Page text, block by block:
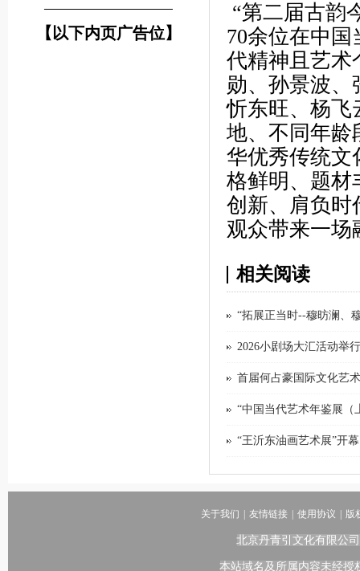
────────────────
【以下内页广告位】
“第二届古韵
70余位在中
代精神且艺术
勋、孙景波
忻东旺、杨飞
地、不同年龄
华优秀传统文
格鲜明、题材
创新、肩负时
观众带来一场
相关阅读
“拓展正当时--穆昉澜、
2026小剧场大汇活动举行
首届何占豪国际文化艺
“中国当代艺术年鉴展（
“王沂东油画艺术展”开幕
关于我们 友情链接 使用协议 版
北京丹青引文化有限公
本站域名及所属内容未经授